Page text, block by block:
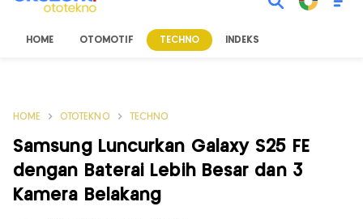
HOME OTOMOTIF TECHNO INDEKS
HOME OTOTEKNO TECHNO
Samsung Luncurkan Galaxy S25 FE
dengan Baterai Lebih Besar dan 3
Kamera Belakang